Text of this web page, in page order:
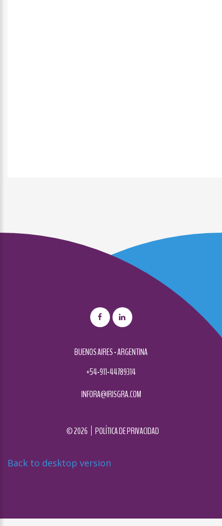
BUENOS AIRES - ARGENTINA
+54-911-44789314
INFORA@IRISGRA.COM
©2026 POLÍTICA DE PRIVACIDAD
Back to desktop version